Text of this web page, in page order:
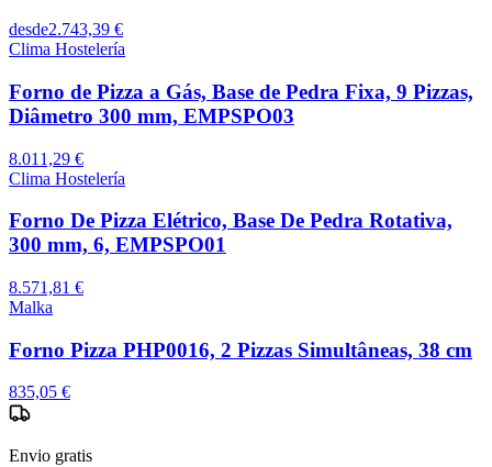
desde2.743,39 €
Clima Hostelería
Forno de Pizza a Gás, Base de Pedra Fixa, 9 Pizzas,
Diâmetro 300 mm, EMPSPO03
8.011,29 €
Clima Hostelería
Forno De Pizza Elétrico, Base De Pedra Rotativa,
300 mm, 6, EMPSPO01
8.571,81 €
Malka
Forno Pizza PHP0016, 2 Pizzas Simultâneas, 38 cm
835,05 €
Envio gratis